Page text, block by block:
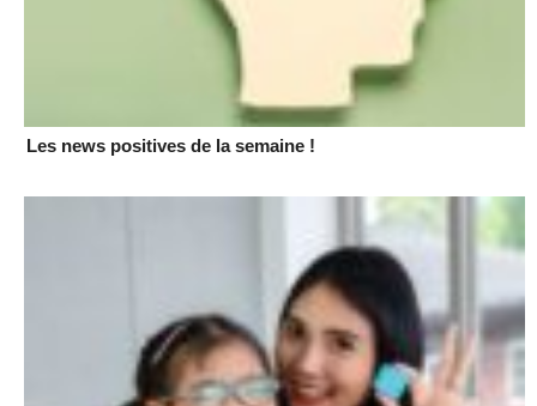
Les news positives de la semaine !